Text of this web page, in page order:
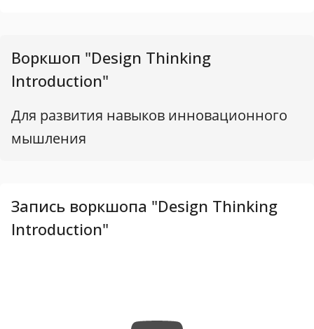
Воркшоп "Design Thinking
Introduction"
Для развития навыков инновационного
мышления
Запись воркшопа "Design Thinking
Introduction"